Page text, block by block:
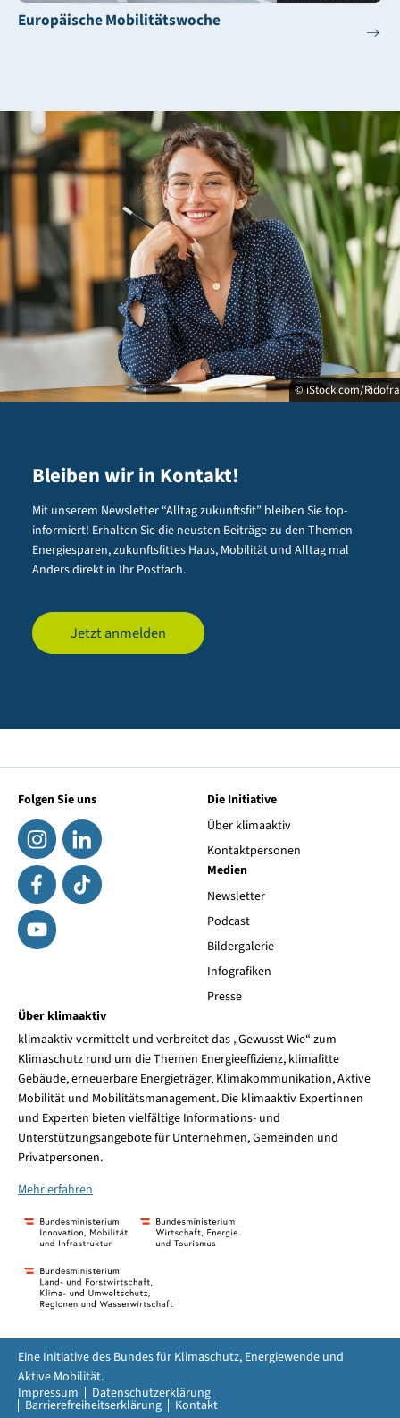
Europäische Mobilitätswoche
© iStock.com/
Bleiben wir in Kontakt!
Mit unserem Newsletter “Alltag zukunftsfit” bleiben Sie top-
informiert! Erhalten Sie die neusten Beiträge zu den Themen
Energiesparen, zukunftsfittes Haus, Mobilität und Alltag mal
Anders direkt in Ihr Postfach.
Jetzt anmelden
Folgen Sie uns
Die Initiative
Über klimaaktiv
Kontaktpersonen
Medien
Newsletter
Podcast
Bildergalerie
Infografiken
Presse
Über klimaaktiv
klimaaktiv vermittelt und verbreitet das „Gewusst Wie“ zum
Klimaschutz rund um die Themen Energieeffizienz, klimafitte
Gebäude, erneuerbare Energieträger, Klimakommunikation, Aktive
Mobilität und Mobilitätsmanagement. Die klimaaktiv Expertinnen
und Experten bieten vielfältige Informations- und
Unterstützungsangebote für Unternehmen, Gemeinden und
Privatpersonen.
Mehr erfahren
Impressum Datenschutzerklärung
Barrierefreiheitserklärung Kontakt
Eine Initiative des Bundes für Klimaschutz, Energiewende und
Aktive Mobilität.